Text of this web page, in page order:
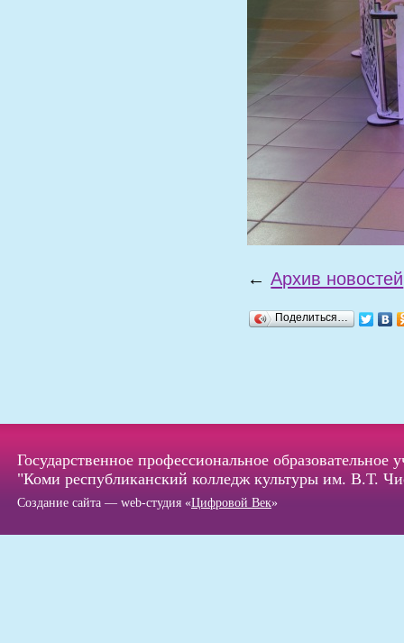
←Архив новостей
Поделиться…
Государственное профессиональное
"Коми республиканский колледж культуры им. В.Т.
Создание сайта — web-студия «Цифровой Век»